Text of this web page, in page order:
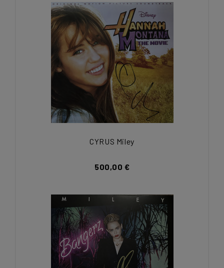
CYRUS Miley
500,00 €